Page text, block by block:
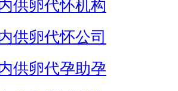
供卵代怀机构
供卵代怀公司
供卵代孕助孕